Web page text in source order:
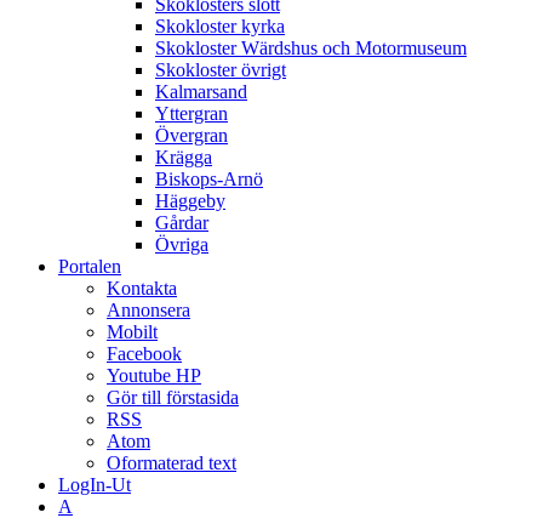
Skoklosters slott
Skokloster kyrka
Skokloster Wärdshus och Motormuseum
Skokloster övrigt
Kalmarsand
Yttergran
Övergran
Krägga
Biskops-Arnö
Häggeby
Gårdar
Övriga
Portalen
Kontakta
Annonsera
Mobilt
Facebook
Youtube HP
Gör till förstasida
RSS
Atom
Oformaterad text
LogIn-Ut
A